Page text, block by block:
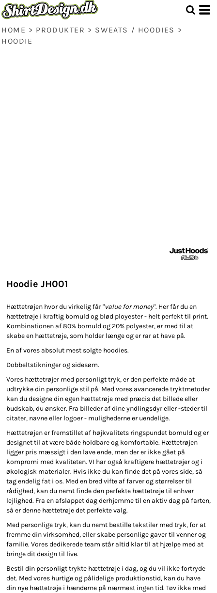
HOME > PRODUKTER > SWEATS / HOODIES >
HOODIE
Hoodie JH001
Hættetrøjen hvor du virkelig får "value for money". Her får du en
hættetrøje i kraftig bomuld og blød ployester - helt perfekt til print.
Kombinationen af 80% bomuld og 20% polyester, er med til at
skabe en hættetrøje, som holder længe og er rar at have på.
En af vores absolut mest solgte hoodies.
Dobbeltstikninger og sidesøm.
Vores hættetrøjer med personligt tryk, er den perfekte måde at
udtrykke din personlige stil på. Med vores avancerede tryktmetoder
kan du designe din egen hættetrøje med præcis det billede eller
budskab, du ønsker. Fra billeder af dine yndlingsdyr eller -steder til
citater, navne eller logoer - mulighederne er uendelige.
Hættetrøjen er fremstillet af højkvalitets ringspundet bomuld og er
designet til at være både holdbare og komfortable. Hættetrøjen
ligger pris mæssigt i den lave ende, men der er ikke gået på
kompromi med kvaliteten. VI har også kraftigere hættetrøjer og i
økologisk materialer. Hvis ikke du kan finde det på vores side, så
tag endelig fat i os. Med en bred vifte af farver og størrelser til
rådighed, kan du nemt finde den perfekte hættetrøje til enhver
lejlighed. Fra en afslappet dag derhjemme til en aktiv dag på farten,
så er denne hættetrøje det perfekte valg.
Med personlige tryk, kan du nemt bestille tekstiler med tryk, for at
fremme din virksomhed, eller skabe personlige gaver til venner og
familie. Vores dedikerede team står altid klar til at hjælpe med at
bringe dit design til live.
Bestil din personligt trykte hættetrøje i dag, og du vil ikke fortryde
det. Med vores hurtige og pålidelige produktionstid, kan du have
din nye hættetrøje i hænderne på nærmest ingen tid. Tøv ikke med